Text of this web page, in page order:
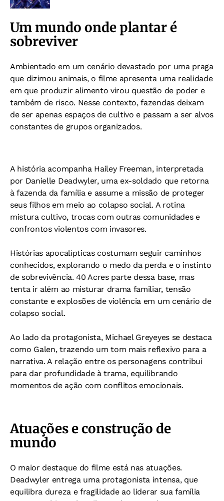
Um mundo onde plantar é
sobreviver
Ambientado em um cenário devastado por uma praga
que dizimou animais, o filme apresenta uma realidade
em que produzir alimento virou questão de poder e
também de risco. Nesse contexto, fazendas deixam
de ser apenas espaços de cultivo e passam a ser alvos
constantes de grupos organizados.
A história acompanha Hailey Freeman, interpretada
por Danielle Deadwyler, uma ex-soldado que retorna
à fazenda da família e assume a missão de proteger
seus filhos em meio ao colapso social. A rotina
mistura cultivo, trocas com outras comunidades e
confrontos violentos com invasores.
Histórias apocalípticas costumam seguir caminhos
conhecidos, explorando o medo da perda e o instinto
de sobrevivência. 40 Acres parte dessa base, mas
tenta ir além ao misturar drama familiar, tensão
constante e explosões de violência em um cenário de
colapso social.
Ao lado da protagonista, Michael Greyeyes se destaca
como Galen, trazendo um tom mais reflexivo para a
narrativa. A relação entre os personagens contribui
para dar profundidade à trama, equilibrando
momentos de ação com conflitos emocionais.
Atuações e construção de
mundo
O maior destaque do filme está nas atuações.
Deadwyler entrega uma protagonista intensa, que
equilibra dureza e fragilidade ao liderar sua família